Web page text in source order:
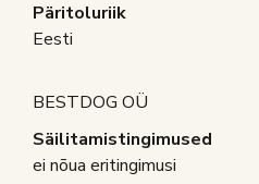
Päritoluriik
Eesti
BESTDOG OÜ
Säilitamistingimused
ei nõua eritingimusi